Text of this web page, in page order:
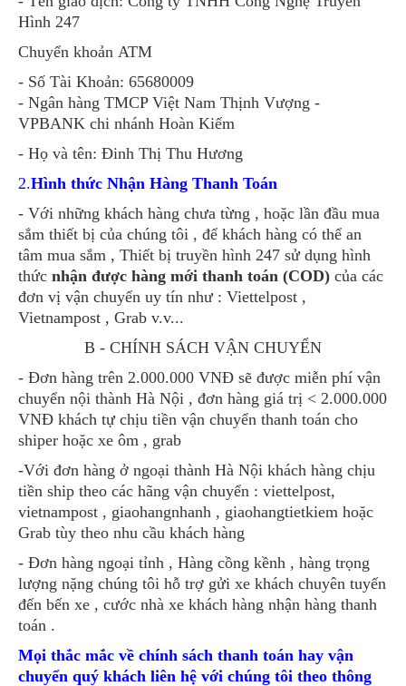
Hình 247
Chuyển khoản ATM
- Số Tài Khoản: 65680009
- Ngân hàng TMCP Việt Nam Thịnh Vượng -
VPBANK chi nhánh Hoàn Kiếm
- Họ và tên: Đinh Thị Thu Hương
2.Hình thức Nhận Hàng Thanh Toán
- Với những khách hàng chưa từng , hoặc lần đầu mua
sắm thiết bị của chúng tôi , để khách hàng có thể an
tâm mua sắm , Thiết bị truyền hình 247 sử dụng hình
thức nhận được hàng mới thanh toán (COD) của các
đơn vị vận chuyển uy tín như : Viettelpost ,
Vietnampost , Grab v.v...
B - CHÍNH SÁCH VẬN CHUYỂN
- Đơn hàng trên 2.000.000 VNĐ sẽ được miễn phí vận
chuyển nội thành Hà Nội , đơn hàng giá trị < 2.000.000
VNĐ khách tự chịu tiền vận chuyển thanh toán cho
shiper hoặc xe ôm , grab
-Với đơn hàng ở ngoại thành Hà Nội khách hàng chịu
tiền ship theo các hãng vận chuyển : viettelpost,
vietnampost , giaohangnhanh , giaohangtietkiem hoặc
Grab tùy theo nhu cầu khách hàng
- Đơn hàng ngoại tỉnh , Hàng cồng kềnh , hàng trọng
lượng nặng chúng tôi hỗ trợ gửi xe khách chuyên tuyến
đến bến xe , cước nhà xe khách hàng nhận hàng thanh
toán .
Mọi thắc mắc về chính sách thanh toán hay vận
chuyển quý khách liên hệ với chúng tôi theo thông